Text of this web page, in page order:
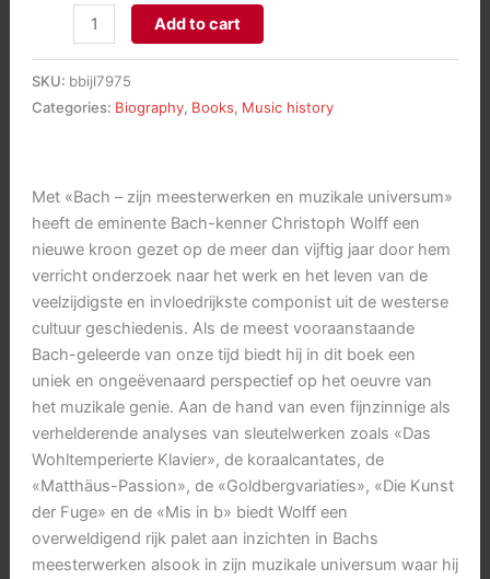
meesterwerken
aantal
Add to cart
SKU: bbijl7975
Categories: Biography, Books, Music history
Met «Bach – zijn meesterwerken en muzikale universum»
heeft de eminente Bach-kenner Christoph Wolff een
nieuwe kroon gezet op de meer dan vijftig jaar door hem
verricht onderzoek naar het werk en het leven van de
veelzijdigste en invloedrijkste componist uit de westerse
cultuur geschiedenis. Als de meest vooraanstaande
Bach-geleerde van onze tijd biedt hij in dit boek een
uniek en ongeëvenaard perspectief op het oeuvre van
het muzikale genie. Aan de hand van even fijnzinnige als
verhelderende analyses van sleutelwerken zoals «Das
Wohltemperierte Klavier», de koraalcantates, de
«Matthäus-Passion», de «Goldbergvariaties», «Die Kunst
der Fuge» en de «Mis in b» biedt Wolff een
overweldigend rijk palet aan inzichten in Bachs
meesterwerken alsook in zijn muzikale universum waar hij